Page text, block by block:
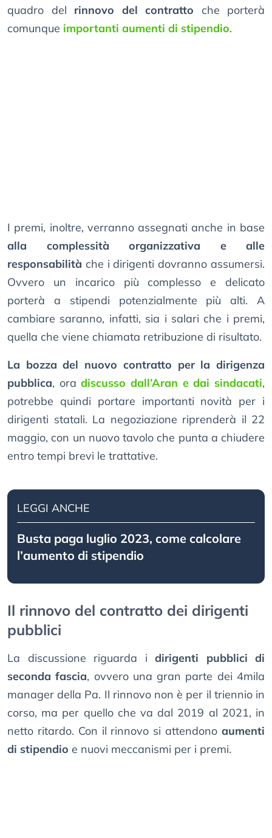
quadro del rinnovo del contratto che porterà
comunque importanti aumenti di stipendio.
I premi, inoltre, verranno assegnati anche in base
alla complessità organizzativa e alle
responsabilità che i dirigenti dovranno assumersi.
Ovvero un incarico più complesso e delicato
porterà a stipendi potenzialmente più alti. A
cambiare saranno, infatti, sia i salari che i premi,
quella che viene chiamata retribuzione di risultato.
La bozza del nuovo contratto per la dirigenza
pubblica, oradiscusso dall’Aran e dai sindacati,
potrebbe quindi portare importanti novità per i
dirigenti statali. La negoziazione riprenderà il 22
maggio, con un nuovo tavolo che punta a chiudere
entro tempi brevi le trattative.
LEGGI ANCHE
Busta paga luglio 2023, come calcolare
l’aumento di stipendio
Il rinnovo del contratto dei dirigenti
pubblici
La discussione riguarda i dirigenti pubblici di
seconda fascia, ovvero una gran parte dei 4mila
manager della Pa. Il rinnovo non è per il triennio in
corso, ma per quello che va dal 2019 al 2021, in
netto ritardo. Con il rinnovo si attendono aumenti
di stipendio e nuovi meccanismi per i premi.